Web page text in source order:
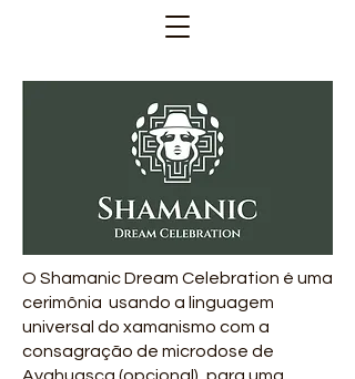
O Shamanic Dream Celebration é uma
cerimônia usando a linguagem
universal do xamanismo com a
consagração de microdose de